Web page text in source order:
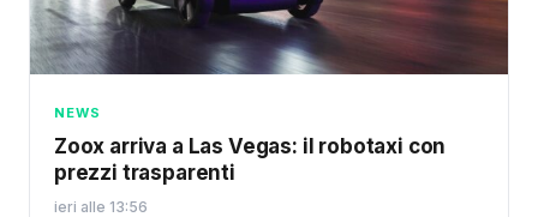
NEWS
Zoox arriva a Las Vegas: il robotaxi con
prezzi trasparenti
ieri alle 13:56